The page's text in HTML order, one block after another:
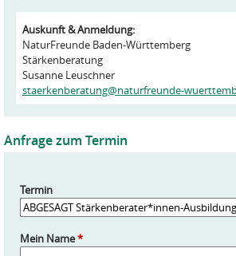
Auskunft & Anmeldung:
NaturFreunde Baden-Württemberg
Stärkenberatung
Susanne Leuschner
staerkenberatung@naturfreunde-
Anfrage zum Termin
Termin
Mein Name*